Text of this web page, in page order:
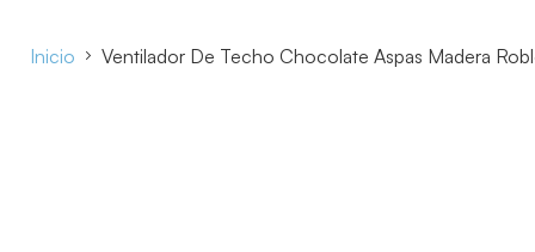
Inicio Ventilador De Techo Chocolate Aspas Madera